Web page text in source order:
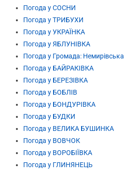
Погода у СОСНИ
Погода у ТРИБУХИ
Погода у УКРАЇНКА
Погода у ЯБЛУНІВКА
Погода у Громада: Немирівська
Погода у БАЙРАКІВКА
Погода у БЕРЕЗІВКА
Погода у БОБЛІВ
Погода у БОНДУРІВКА
Погода у БУДКИ
Погода у ВЕЛИКА БУШИНКА
Погода у ВОВЧОК
Погода у ВОРОБІЇВКА
Погода у ГЛИНЯНЕЦЬ